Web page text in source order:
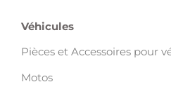
Véhicules
Pièces et Accessoires pour
Motos